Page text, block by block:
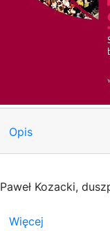
Opis
Paweł Kozacki,
Więcej